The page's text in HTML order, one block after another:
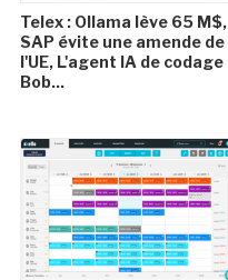
Telex : Ollama lève 65 M$,
SAP évite une amende de
l'UE, L'agent IA de codage
Bob...